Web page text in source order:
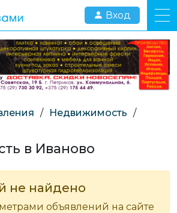
Вход
/ Недвижимость /
в Иваново
не найдено
объявлений на сайте